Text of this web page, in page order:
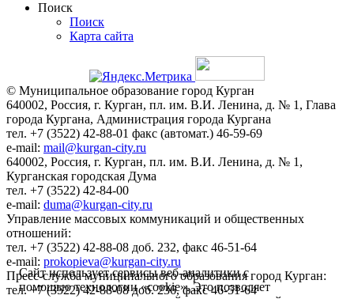
Поиск
Поиск
Карта сайта
© Муниципальное образование город Курган
640002, Россия, г. Курган, пл. им. В.И. Ленина, д. № 1, Глава
города Кургана, Администрация города Кургана
тел. +7 (3522) 42-88-01 факс (автомат.) 46-59-69
e-mail: mail@kurgan-city.ru
640002, Россия, г. Курган, пл. им. В.И. Ленина, д. № 1,
Курганская городская Дума
тел. +7 (3522) 42-84-00
e-mail: duma@kurgan-city.ru
Управление массовых коммуникаций и общественных
отношений:
тел. +7 (3522) 42-88-08 доб. 232, факс 46-51-64
e-mail: prokopieva@kurgan-city.ru
Пресс-служба муниципального образования город Курган:
тел. +7 (3522) 42-88-08 доб. 236, факс 46-51-64
Сайт использует сервисы веб-аналитики с
помощью технологии «cookie». Это позволяет